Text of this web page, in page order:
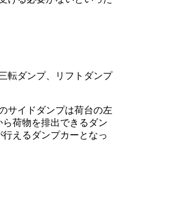
転ダンプ、リフトダンプ
サイドダンプは荷台の左
荷物を排出できるダン
えるダンプカーとなっ